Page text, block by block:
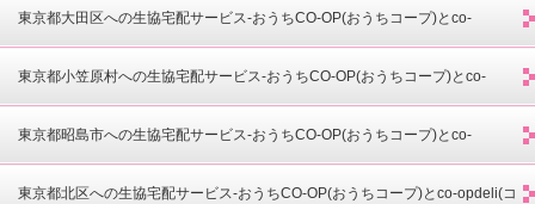
opdeli(コープデリ)-
東京都大田区への生協宅配サービス-おうちCO-OP(おうちコープ)とco-
opdeli(コープデリ)-
東京都小笠原村への生協宅配サービス-おうちCO-OP(おうちコープ)とco-
opdeli(コープデリ)-
東京都昭島市への生協宅配サービス-おうちCO-OP(おうちコープ)とco-
opdeli(コープデリ)-
東京都北区への生協宅配サービス-おうちCO-OP(おうちコープ)とco-opdeli(コ